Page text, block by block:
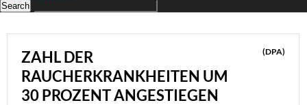
ZAHL DER
RAUCHERKRANKHEITEN UM
30 PROZENT ANGESTIEGEN
(DPA)